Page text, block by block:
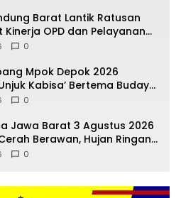
Barat Lantik Ratusan
Kinerja OPD dan Pelayanan
0
Mpok Depok 2026
Kabisa’ Bertema Budaya
0
Jawa Barat 3 Agustus 2026
Berawan, Hujan Ringan
di Sejumlah Wilayah
0